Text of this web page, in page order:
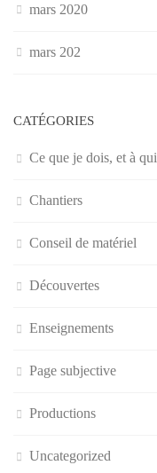
mars 2020
mars 202
CATÉGORIES
Ce que je dois, et à qui
Chantiers
Conseil de matériel
Découvertes
Enseignements
Page subjective
Productions
Uncategorized